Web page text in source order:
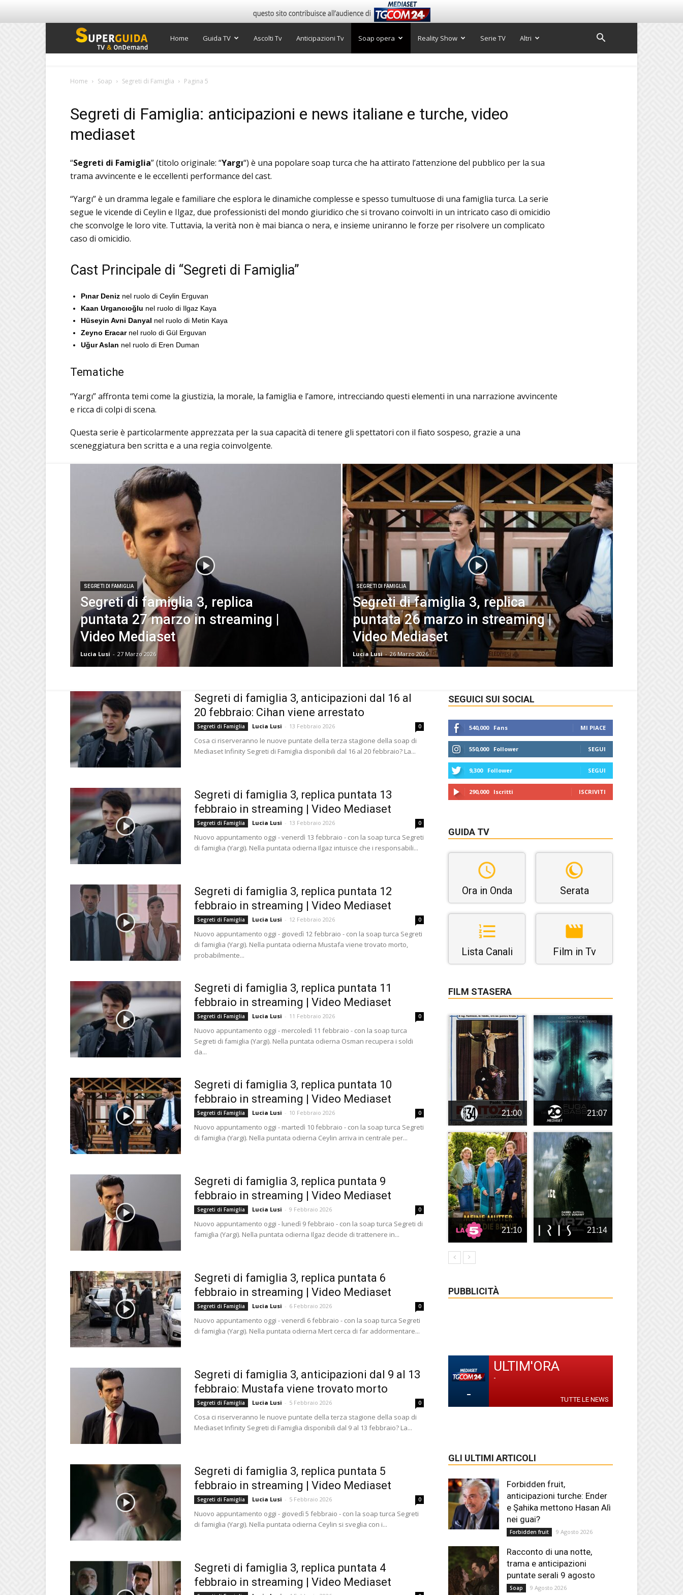
Super
Home Guida TV Ascolti Tv Anticipazioni Tv Soap opera Reality Show Serie TV Altri
Home Soap Segreti di Famiglia Pagina 5
Segreti di Famiglia: anticipazioni e news italiane e turche, video
mediaset
“Segreti di Famiglia” (titolo originale: “Yargı“) è una popolare soap turca che ha attirato l’attenzione del pubblico per la sua
trama avvincente e le eccellenti performance del cast.
“Yargı” è un dramma legale e familiare che esplora le dinamiche complesse e spesso tumultuose di una famiglia turca. La serie
segue le vicende di Ceylin e Ilgaz, due professionisti del mondo giuridico che si trovano coinvolti in un intricato caso di omicidio
che sconvolge le loro vite. Tuttavia, la verità non è mai bianca o nera, e insieme uniranno le forze per risolvere un complicato
caso di omicidio.
Cast Principale di “Segreti di Famiglia”
Pınar Deniz nel ruolo di Ceylin Erguvan
Kaan Urgancıoğlu nel ruolo di Ilgaz Kaya
Hüseyin Avni Danyal nel ruolo di Metin Kaya
Zeyno Eracarnel ruolo di Gül Erguvan
Uğur Aslan nel ruolo di Eren Duman
Tematiche
“Yargı” affronta temi come la giustizia, la morale, la famiglia e l’amore, intrecciando questi elementi in una narrazione avvincente
e ricca di colpi di scena.
Questa serie è particolarmente apprezzata per la sua capacità di tenere gli spettatori con il fiato sospeso, grazie a una
sceneggiatura ben scritta e a una regia coinvolgente.
SEGRETI DI FAMIGLIA
Segreti di famiglia 3, replica
puntata 27 marzo in streaming |
Video Mediaset
Lucia Lusi - 27 Marzo 2026
SEGRETI DI FAMIGLIA
Segreti di famiglia 3, replica
puntata 26 marzo in streaming |
Video Mediaset
Lucia Lusi - 26 Marzo 2026
Segreti di famiglia 3, anticipazioni dal 16 al
20 febbraio: Cihan viene arrestato
Segreti di Famiglia Lucia Lusi - 13 Febbraio 2026 0
Cosa ci riserveranno le nuove puntate della terza stagione della soap di
Mediaset Infinity Segreti di Famiglia disponibili dal 16 al 20 febbraio? La...
Segreti di famiglia 3, replica puntata 13
febbraio in streaming | Video Mediaset
Segreti di Famiglia Lucia Lusi - 13 Febbraio 2026 0
Nuovo appuntamento oggi - venerdì 13 febbraio - con la soap turca Segreti
di famiglia (Yargi). Nella puntata odierna Ilgaz intuisce che i responsabili...
Segreti di famiglia 3, replica puntata 12
febbraio in streaming | Video Mediaset
Segreti di Famiglia Lucia Lusi - 12 Febbraio 2026 0
Nuovo appuntamento oggi - giovedì 12 febbraio - con la soap turca Segreti
di famiglia (Yargi). Nella puntata odierna Mustafa viene trovato morto,
probabilmente...
Segreti di famiglia 3, replica puntata 11
febbraio in streaming | Video Mediaset
Segreti di Famiglia Lucia Lusi - 11 Febbraio 2026 0
Nuovo appuntamento oggi - mercoledì 11 febbraio - con la soap turca
Segreti di famiglia (Yargi). Nella puntata odierna Osman recupera i soldi
da...
Segreti di famiglia 3, replica puntata 10
febbraio in streaming | Video Mediaset
Segreti di Famiglia Lucia Lusi - 10 Febbraio 2026 0
Nuovo appuntamento oggi - martedì 10 febbraio - con la soap turca Segreti
di famiglia (Yargi). Nella puntata odierna Ceylin arriva in centrale per...
Segreti di famiglia 3, replica puntata 9
febbraio in streaming | Video Mediaset
Segreti di Famiglia Lucia Lusi - 9 Febbraio 2026 0
Nuovo appuntamento oggi - lunedì 9 febbraio - con la soap turca Segreti di
famiglia (Yargi). Nella puntata odierna Ilgaz decide di trattenere in...
Segreti di famiglia 3, replica puntata 6
febbraio in streaming | Video Mediaset
Segreti di Famiglia Lucia Lusi - 6 Febbraio 2026 0
Nuovo appuntamento oggi - venerdì 6 febbraio - con la soap turca Segreti
di famiglia (Yargi). Nella puntata odierna Mert cerca di far addormentare...
Segreti di famiglia 3, anticipazioni dal 9 al 13
febbraio: Mustafa viene trovato morto
Segreti di Famiglia Lucia Lusi - 5 Febbraio 2026 0
Cosa ci riserveranno le nuove puntate della terza stagione della soap di
Mediaset Infinity Segreti di Famiglia disponibili dal 9 al 13 febbraio? La...
Segreti di famiglia 3, replica puntata 5
febbraio in streaming | Video Mediaset
Segreti di Famiglia Lucia Lusi - 5 Febbraio 2026 0
Nuovo appuntamento oggi - giovedì 5 febbraio - con la soap turca Segreti
di famiglia (Yargi). Nella puntata odierna Ceylin si sveglia con i...
Segreti di famiglia 3, replica puntata 4
febbraio in streaming | Video Mediaset
SEGUICI SUI SOCIAL
540,000 Fans MI PIACE
550,000 Follower SEGUI
9,300 Follower SEGUI
290,000 Iscritti ISCRIVITI
GUIDA TV
Ora in Onda Serata
Lista Canali Film in Tv
FILM STASERA
21:00 21:07
21:10 21:14
PUBBLICITÀ
-
ULTIM'ORA
-
TUTTE LE NEWS
GLI ULTIMI ARTICOLI
Forbidden fruit,
anticipazioni turche: Ender
e Şahika mettono Hasan Alì
nei guai?
Forbidden fruit 9 Agosto 2026
Racconto di una notte,
trama e anticipazioni
puntate serali 9 agosto
Soap 9 Agosto 2026